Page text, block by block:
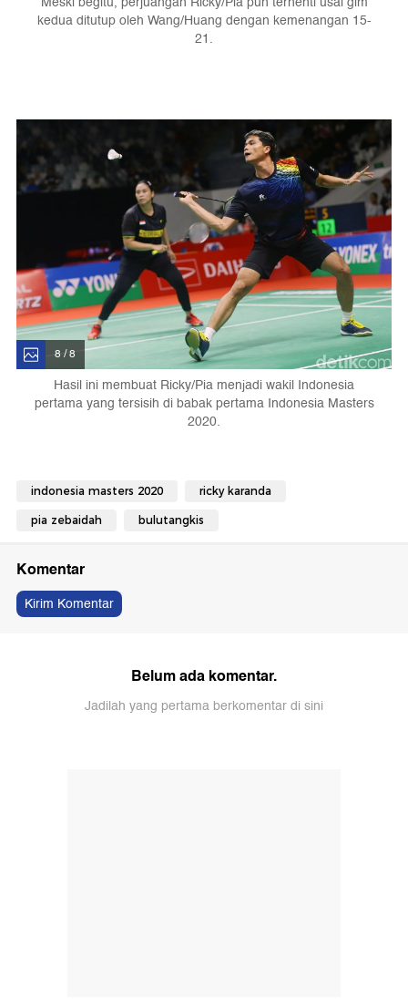
kedua ditutup oleh Wang/Huang dengan kemenangan 15-
21.
8 / 8
Hasil ini membuat Ricky/Pia menjadi wakil Indonesia
pertama yang tersisih di babak pertama Indonesia Masters
2020.
indonesia masters 2020 ricky karanda
pia zebaidah bulutangkis
Komentar
Kirim Komentar
Belum ada komentar.
Jadilah yang pertama berkomentar di sini